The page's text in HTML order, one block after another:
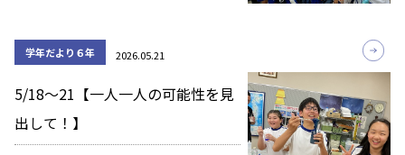
ーとしてお招きしました。 授業では、
かや歴史ある建物の背景などを子ども
たちの発表に […]
学年だより６年 2026.05.21
5/18～21【一人一人の可能性を見
出して！】